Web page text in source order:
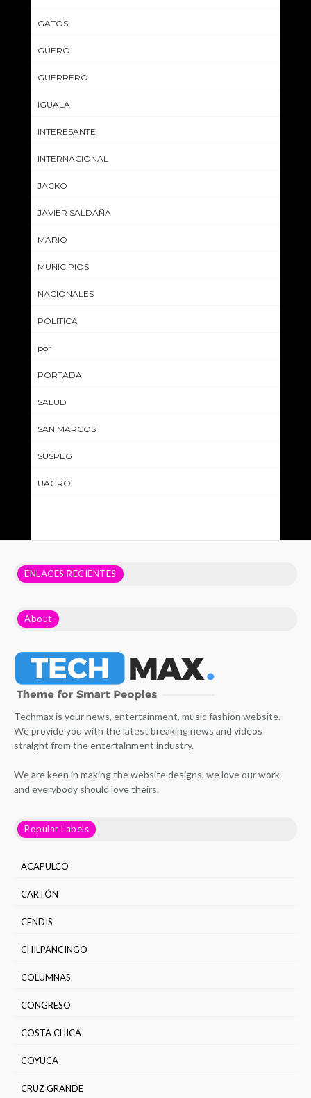
GATOS
GÜERO
GUERRERO
IGUALA
INTERESANTE
INTERNACIONAL
JACKO
JAVIER SALDAÑA
MARIO
MUNICIPIOS
NACIONALES
POLITICA
por
PORTADA
SALUD
SAN MARCOS
SUSPEG
UAGRO
ENLACES RECIENTES
About
Techmax is your news, entertainment, music fashion website.
We provide you with the latest breaking news and videos
straight from the entertainment industry.
We are keen in making the website designs, we love our work
and everybody should love theirs.
Popular Labels
ACAPULCO
CARTÓN
CENDIS
CHILPANCINGO
COLUMNAS
CONGRESO
COSTA CHICA
COYUCA
CRUZ GRANDE